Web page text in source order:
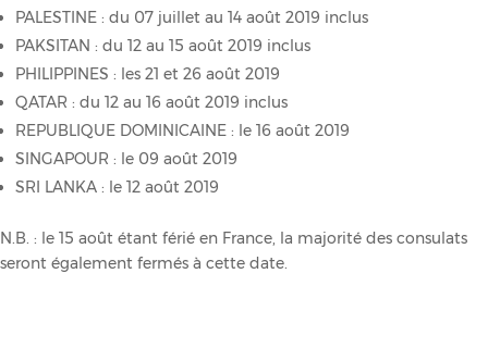
PALESTINE : du 07 juillet au 14 août 2019 inclus
PAKSITAN : du 12 au 15 août 2019 inclus
PHILIPPINES : les 21 et 26 août 2019
QATAR : du 12 au 16 août 2019 inclus
REPUBLIQUE DOMINICAINE : le 16 août 2019
SINGAPOUR : le 09 août 2019
SRI LANKA : le 12 août 2019
N.B. : le 15 août étant férié en France, la majorité des consulats
seront également fermés à cette date.